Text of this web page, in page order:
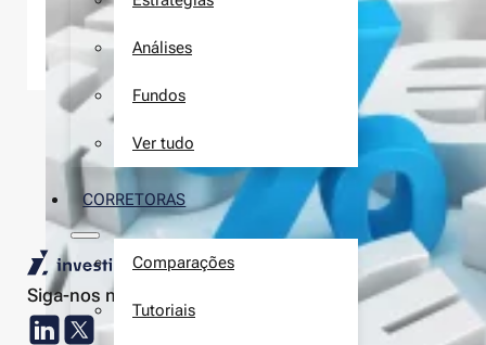
Análises
Fundos
Ver tudo
CORRETORAS
Comparações
Tutoriais
Siga-nos nas redes sociais